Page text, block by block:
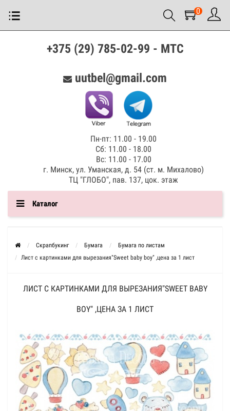
0
+375 (29) 785-02-99 - МТС
uutbel@gmail.com
Пн-пт: 11.00 - 19.00
Сб: 11.00 - 18.00
Вс: 11.00 - 17.00
г. Минск, ул. Уманская, д. 54 (ст. м. Михалово)
ТЦ "ГЛОБО", пав. 137, цок. этаж
Каталог
Скрапбукинг Бумага
Бумага по листам
Лист с картинками для вырезания"Sweet baby boy" ,цена за 1 лист
ЛИСТ С КАРТИНКАМИ ДЛЯ ВЫРЕЗАНИЯ"SWEET BABY
BOY" ,ЦЕНА ЗА 1 ЛИСТ